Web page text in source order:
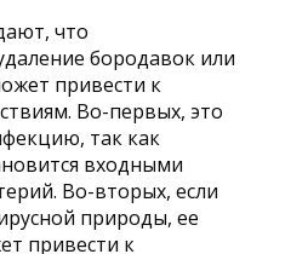
что
бородавок или
привести к
Во-первых, это
так как
входными
Во-вторых, если
природы, ее
привести к